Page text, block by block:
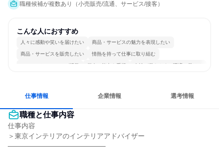
職種候補が複数あり（小売販売/流通、サービス/接客）
こんな人におすすめ
人々に感動や笑いを届けたい 商品・サービスの魅力を表現したい
商品・サービスを販売したい 情熱を持って仕事に取り組む
コミュニケーションが活発 個人の能力を重視 女性が働きやすい環境で働ける
仕事情報 企業情報 選考情報
職種と仕事内容
仕事内容
＞東京インテリアのインテリアアドバイザー
────────────────────